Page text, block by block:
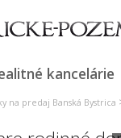
kancelárie
na predaj Banská Bystrica